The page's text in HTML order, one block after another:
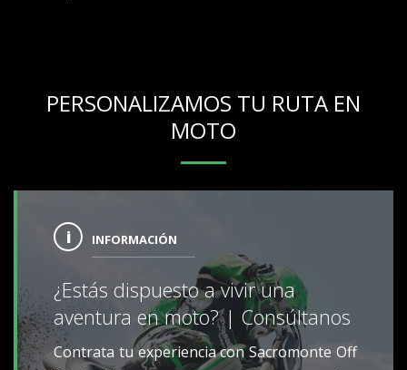
PERSONALIZAMOS TU RUTA EN
MOTO
INFORMACIÓN
¿Estás dispuesto a vivir una
aventura en moto? | Consúltanos
Contrata tu experiencia con Sacromonte Off